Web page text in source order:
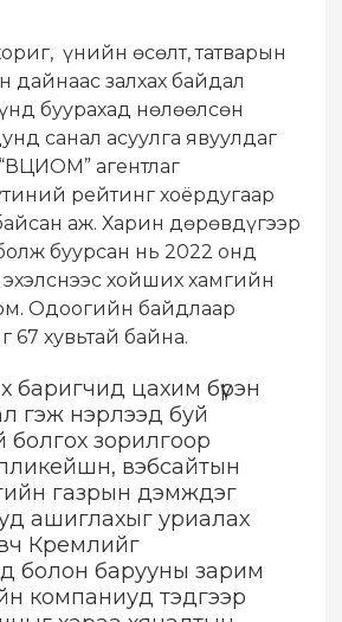
үнийн өсөлт, татварын
дайнаас залхах байдал
буурахад нөлөөлсөн
санал асуулга явуулдаг
агентлаг
рейтинг хоёрдугаар
аж. Харин дөрөвдүгээр
буурсан нь 2022 онд
хойших хамгийн
Одоогийн байдлаар
67 хувьтай байна.
баригчид цахим бүрэн
гэж нэрлээд буй
болгох зорилгоор
вэбсайтын
газрын дэмждэг
ашиглахыг уриалах
Кремлийг
болон барууны зарим
компаниуд тэдгээр